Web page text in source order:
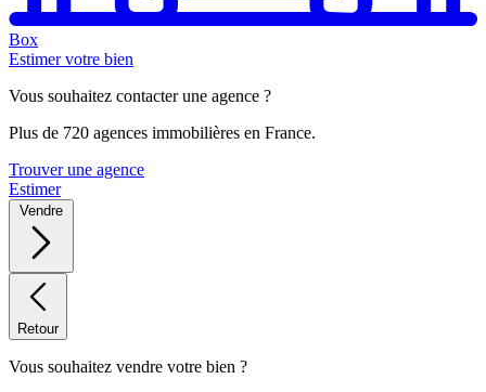
Box
Estimer votre bien
Vous souhaitez contacter une agence ?
Plus de 720 agences immobilières en France.
Trouver une agence
Estimer
Vendre
Retour
Vous souhaitez vendre votre bien ?